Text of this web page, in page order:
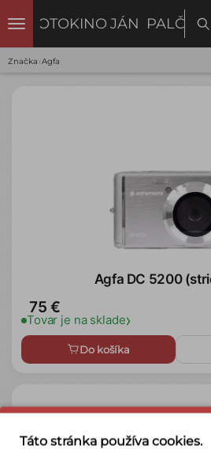
FOTOKINO JÁN PALČO
Značka ›Agfa
Agfa DC 5200
75 €
Tovar je na sklade›
Do košíka
Táto stránka používa cookies.